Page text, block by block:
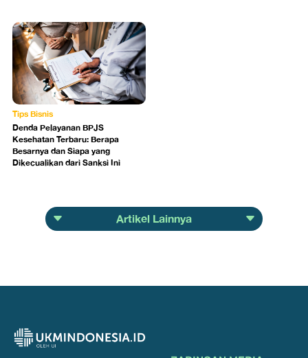
Tips Bisnis
Denda Pelayanan BPJS
Kesehatan Terbaru: Berapa
Besarnya dan Siapa yang
Dikecualikan dari Sanksi Ini
Artikel Lainnya